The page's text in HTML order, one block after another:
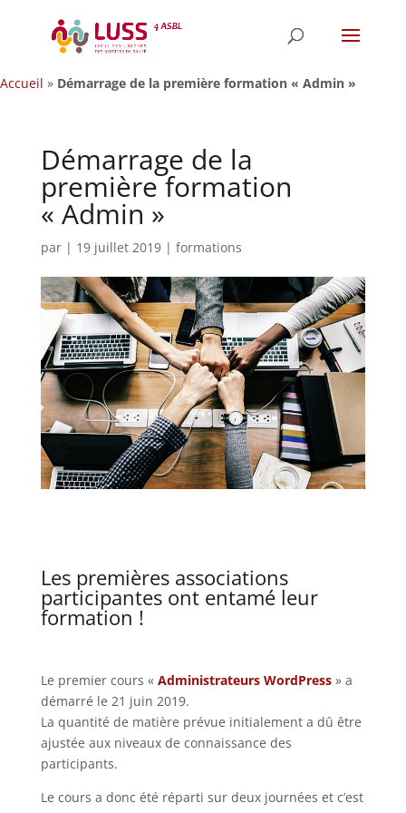
Accueil » Démarrage de la première formation « Admin »
Démarrage de la
première formation
« Admin »
par | 19 juillet 2019 | formations
Les premières associations
participantes ont entamé leur
formation !
Le premier cours « Administrateurs WordPress» a
démarré le 21 juin 2019.
La quantité de matière prévue initialement a dû être
ajustée aux niveaux de connaissance des
participants.
Le cours a donc été réparti sur deux journées et c’est